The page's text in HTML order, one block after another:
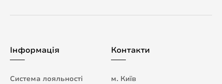
Інформація
Система лояльності
Контакти
м. Київ